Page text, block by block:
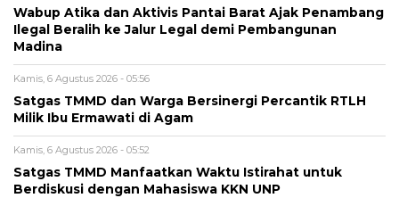
Wabup Atika dan Aktivis Pantai Barat Ajak Penambang
Ilegal Beralih ke Jalur Legal demi Pembangunan
Madina
Kamis, 6 Agustus 2026 - 05:56
Satgas TMMD dan Warga Bersinergi Percantik RTLH
Milik Ibu Ermawati di Agam
Kamis, 6 Agustus 2026 - 05:52
Satgas TMMD Manfaatkan Waktu Istirahat untuk
Berdiskusi dengan Mahasiswa KKN UNP